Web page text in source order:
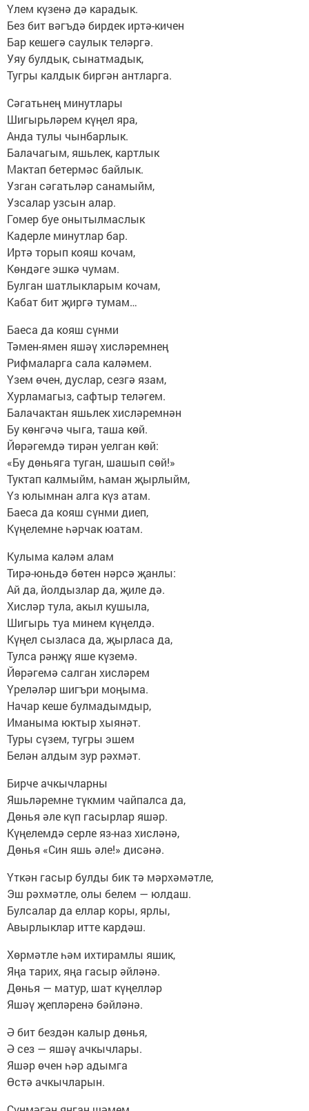
Үлем күзенә дә карадык.
Без бит вәгъдә бирдек иртә-кичен
Бар кешегә саулык теләргә.
Уяу булдык, сынатмадык,
Тугры калдык биргән антларга.
Сәгатьнең минутлары
Шигырьләрем күңел яра,
Анда тулы чынбарлык.
Балачагым, яшьлек, картлык
Мактап бетермәс байлык.
Узган сәгатьләр санамыйм,
Узсалар узсын алар.
Гомер буе онытылмаслык
Кадерле минутлар бар.
Иртә торып кояш кочам,
Көндәге эшкә чумам.
Булган шатлыкларым кочам,
Кабат бит җиргә тумам…
Баеса да кояш сүнми
Тәмен-ямен яшәү хисләремнең
Рифмаларга сала каләмем.
Үзем өчен, дуслар, сезгә язам,
Хурламагыз, сафтыр теләгем.
Балачактан яшьлек хисләремнән
Бу көнгәчә чыга, таша көй.
Йөрәгемдә тирән уелган көй:
«Бу дөньяга туган, шашып сөй!»
Туктап калмыйм, һаман җырлыйм,
Үз юлымнан алга күз атам.
Баеса да кояш сүнми диеп,
Күңелемне һәрчак юатам.
Кулыма каләм алам
Тирә-юньдә бөтен нәрсә җанлы:
Ай да, йолдызлар да, җиле дә.
Хисләр тула, акыл кушыла,
Шигырь туа минем күңелдә.
Күңел сызласа да, җырласа да,
Тулса рәнҗү яше күземә.
Йөрәгемә салган хисләрем
Үреләләр шигъри моңыма.
Начар кеше булмадымдыр,
Иманыма юктыр хыянәт.
Туры сүзем, тугры эшем
Белән алдым зур рәхмәт.
Бирче ачкычларны
Яшьләремне түкмим чайпалса да,
Дөнья әле күп гасырлар яшәр.
Күңелемдә серле яз-наз хисләнә,
Дөнья «Син яшь әле!» дисәнә.
Үткән гасыр булды бик тә мәрхәмәтле,
Эш рәхмәтле, олы белем — юлдаш.
Булсалар да еллар коры, ярлы,
Авырлыклар итте кардәш.
Хөрмәтле һәм ихтирамлы яшик,
Яңа тарих, яңа гасыр әйләнә.
Дөнья — матур, шат күңелләр
Яшәү җепләренә бәйләнә.
Ә бит бездән калыр дөнья,
Ә сез — яшәү ачкычлары.
Яшәр өчен һәр адымга
Өстә ачкычларын.